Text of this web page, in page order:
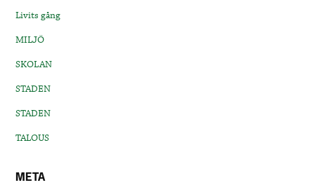
Livits gång
MILJÖ
SKOLAN
STADEN
STADEN
TALOUS
META